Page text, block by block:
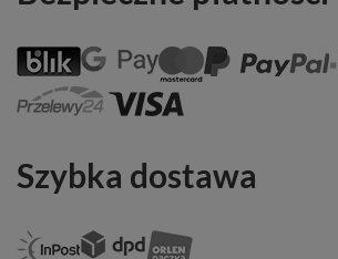
Szybka dostawa